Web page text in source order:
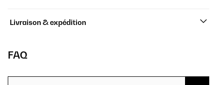
Livraison & expédition
FAQ